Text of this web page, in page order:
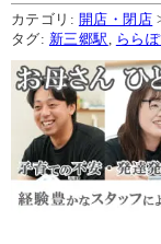
カテゴリ: 開店・閉店
タグ: 新三郷駅, らら